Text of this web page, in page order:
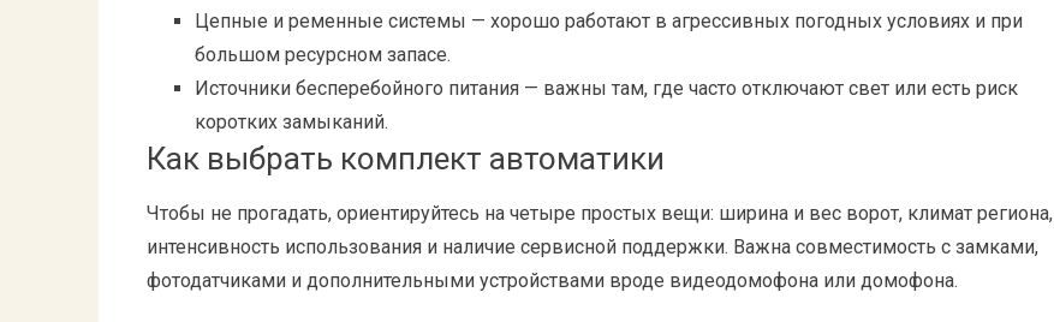
Цепные и ременные системы — хорошо работают в агрессивных погодных условиях и при
большом ресурсном запасе.
Источники бесперебойного питания — важны там, где часто отключают свет или есть риск
коротких замыканий.
Как выбрать комплект автоматики
Чтобы не прогадать, ориентируйтесь на четыре простых вещи: ширина и вес ворот, климат региона,
интенсивность использования и наличие сервисной поддержки. Важна совместимость с замками,
фотодатчиками и дополнительными устройствами вроде видеодомофона или домофона.